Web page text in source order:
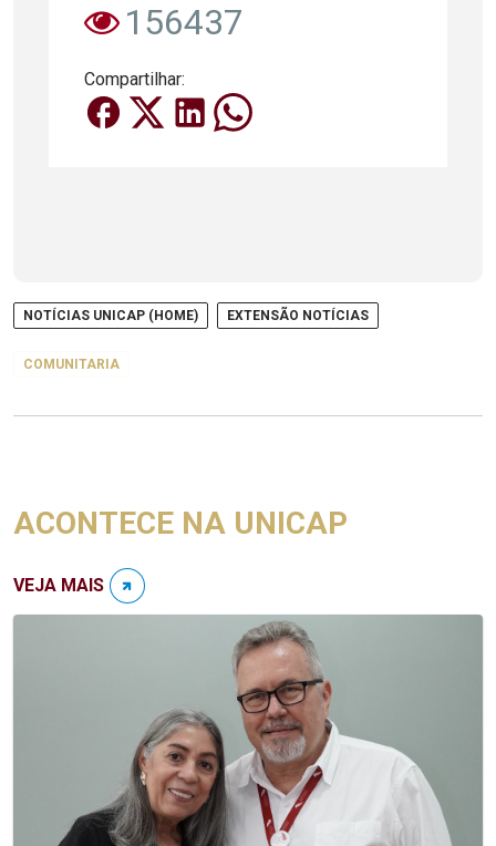
156437
Compartilhar:
NOTÍCIAS UNICAP (HOME) EXTENSÃO NOTÍCIAS
COMUNITARIA
ACONTECE NA UNICAP
VEJA MAIS